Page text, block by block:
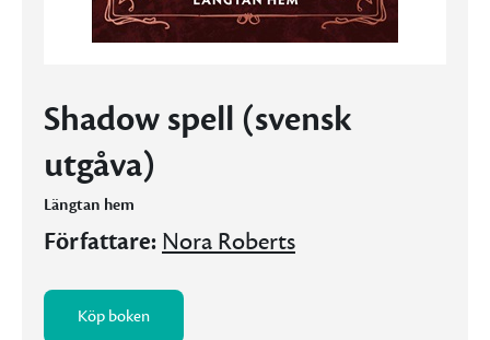
Shadow spell (svensk
utgåva)
Längtan hem
Författare: Nora Roberts
Köp boken